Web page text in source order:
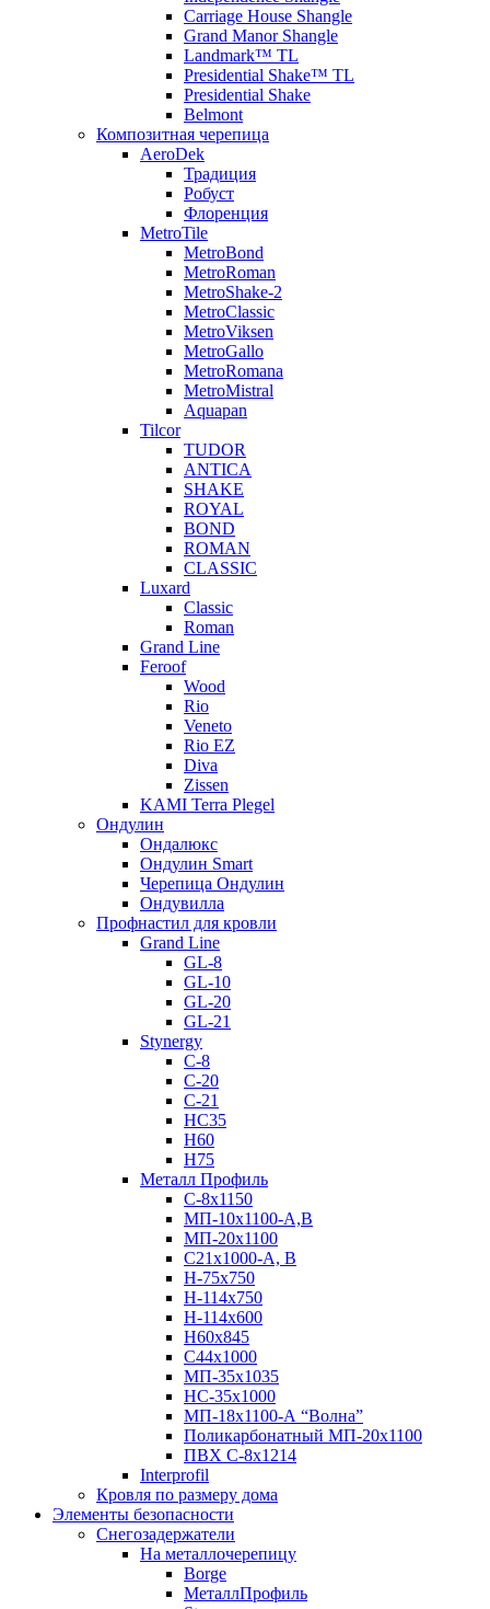
Carriage House Shangle
Grand Manor Shangle
Landmark™ TL
Presidential Shake™ TL
Presidential Shake
Belmont
Композитная черепица
AeroDek
Традиция
Робуст
Флоренция
MetroTile
MetroBond
MetroRoman
MetroShake-2
MetroClassic
MetroViksen
MetroGallo
MetroRomana
MetroMistral
Aquapan
Tilcor
TUDOR
ANTICA
SHAKE
ROYAL
BOND
ROMAN
CLASSIC
Luxard
Classic
Roman
Grand Line
Feroof
Wood
Rio
Veneto
Rio EZ
Diva
Zissen
KAMI Terra Plegel
Ондулин
Ондалюкс
Ондулин Smart
Черепица Ондулин
Ондувилла
Профнастил для кровли
Grand Line
GL-8
GL-10
GL-20
GL-21
Stynergy
C-8
C-20
C-21
НС35
Н60
H75
Металл Профиль
С-8х1150
МП-10x1100-А,В
МП-20х1100
С21х1000-А, В
H-75х750
Н-114х750
Н-114х600
Н60х845
С44х1000
МП-35х1035
НС-35х1000
МП-18х1100-А “Волна”
Поликарбонатный МП-20х1100
ПВХ С-8х1214
Interprofil
Кровля по размеру дома
Элементы безопасности
Снегозадержатели
На металлочерепицу
Borge
МеталлПрофиль